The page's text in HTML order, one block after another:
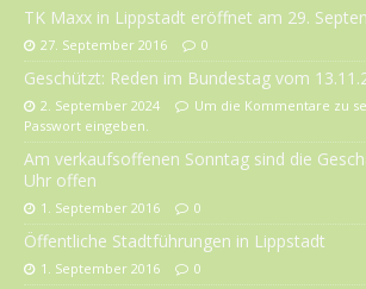
TK Maxx in Lippstadt eröffnet am 29.
27. September 2016 0
Geschützt: Reden im Bundestag vom
2. September 2024
Um die Kommentare zu
Passwort eingeben.
Am verkaufsoffenen Sonntag sind die
Uhr offen
1. September 2016 0
Öffentliche Stadtführungen in Lippstadt
1. September 2016 0